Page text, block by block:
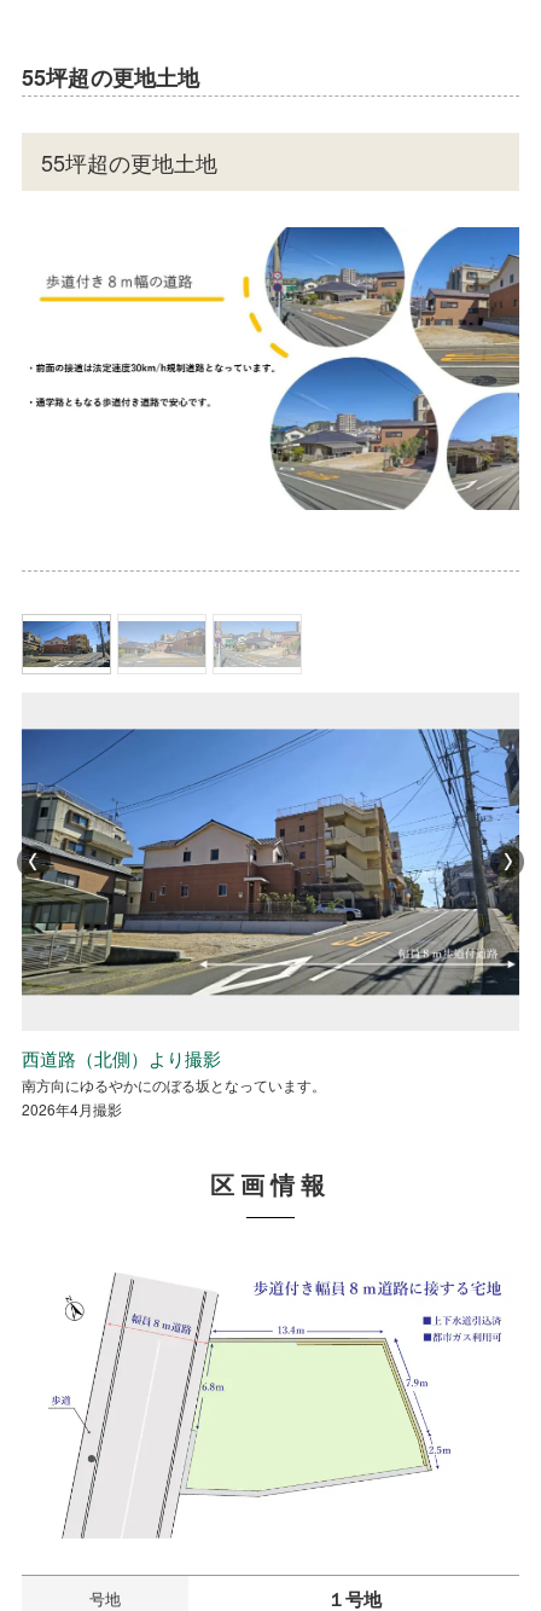
55坪超の更地土地
55坪超の更地土地
西道路（南側）より現地撮影
北方向へ下り坂となっています。道路は時速30ｋｍ規制区域です。
2026年4月撮影
西道路（北側）より撮影
南方向にゆるやかにのぼる坂となっています。
2026年4月撮影
西道路（正面）より現地撮影
駐車場は道路に面する約6.8ｍから計画できます。
2026年4月撮影
西道路（南側）より現地撮影
北方向へ下り坂となっています。道路は時速30ｋｍ規制区域です。
2026年4月撮影
西道路（北側）より撮影
南方向にゆるやかにのぼる坂となっています。
2026年4月撮影
区画情報
号地 １号地